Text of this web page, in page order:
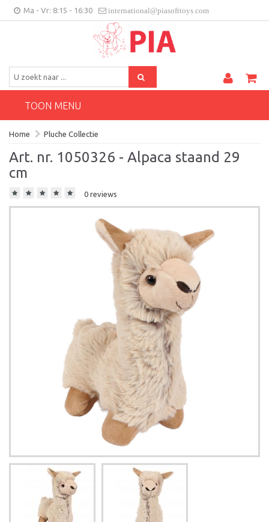
Ma - Vr: 8:15 - 16:30 international@piasofttoys.com
Klantenfeedback
BE/NL
TOON MENU
Home Pluche Collectie
Art. nr. 1050326 - Alpaca staand 29
cm
0 reviews